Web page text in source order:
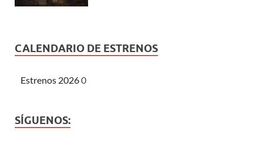
CALENDARIO DE ESTRENOS
Estrenos 20260
SÍGUENOS: